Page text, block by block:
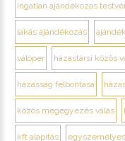
ingatlan ajándékozás
lakás ajándékozás
válóper házastársi közös
házasság felbontása
közös megegyezés válás
kft alapítás